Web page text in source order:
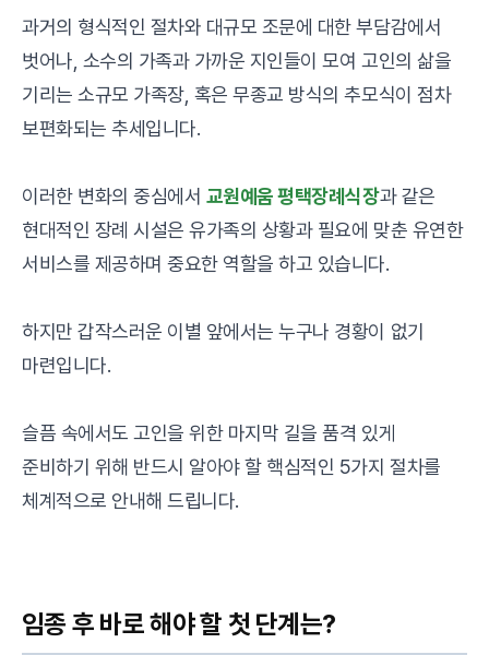
과거의 형식적인 절차와 대규모 조문에 대한 부담감에서
벗어나, 소수의 가족과 가까운 지인들이 모여 고인의 삶을
기리는 소규모 가족장, 혹은 무종교 방식의 추모식이 점차
보편화되는 추세입니다.
이러한 변화의 중심에서 교원예움 평택장례식장과 같은
현대적인 장례 시설은 유가족의 상황과 필요에 맞춘 유연한
서비스를 제공하며 중요한 역할을 하고 있습니다.
하지만 갑작스러운 이별 앞에서는 누구나 경황이 없기
마련입니다.
슬픔 속에서도 고인을 위한 마지막 길을 품격 있게
준비하기 위해 반드시 알아야 할 핵심적인 5가지 절차를
체계적으로 안내해 드립니다.
임종 후 바로 해야 할 첫 단계는?